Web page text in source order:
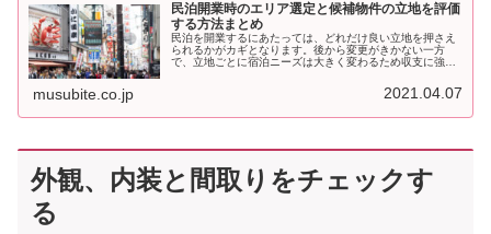
民泊開業時のエリア選定と候補物件の立地を評価
する方法まとめ
民泊を開業するにあたっては、どれだけ良い立地を押さえ
られるかがカギとなります。後から変更がきかない一方
で、立地ごとに宿泊ニーズは大きく変わるため収支に強く
musubite.co.jp 2021.04.07
外観、内装と間取りをチェックす
る